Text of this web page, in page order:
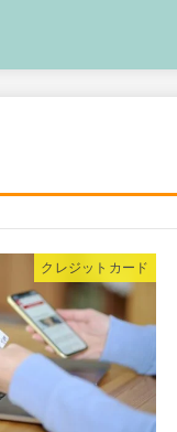
クレジットカード